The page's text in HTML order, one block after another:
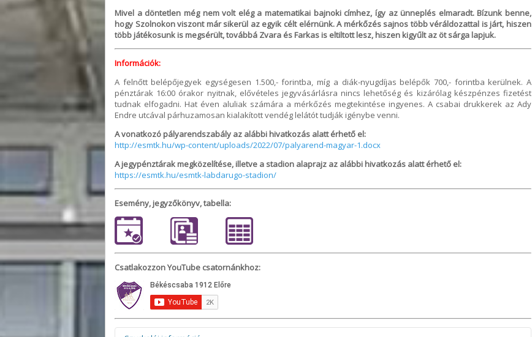
Mivel a döntetlen még nem volt elég a matematikai bajnoki címhez, így az ünneplés elmaradt. Bízunk benne,
hogy Szolnokon viszont már sikerül az egyik célt elérnünk. A mérkőzés sajnos több véráldozattal is járt, hiszen
több játékosunk is megsérült, továbbá Zvara és Farkas is eltiltott lesz, hiszen kigyűlt az öt sárga lapjuk.
Információk:
A felnőtt belépőjegyek egységesen 1.500,- forintba, míg a diák-nyugdíjas belépők 700,- forintba kerülnek. A
pénztárak 16:00 órakor nyitnak, elővételes jegyvásárlásra nincs lehetőség és kizárólag készpénzes fizetést
tudnak elfogadni. Hat éven aluliak számára a mérkőzés megtekintése ingyenes. A csabai drukkerek az Ady
Endre utcával párhuzamosan kialakított vendég lelátót tudják igénybe venni.
A vonatkozó pályarendszabály az alábbi hivatkozás alatt érhető el:
http://esmtk.hu/wp-content/uploads/2022/07/palyarend-magyar-1.docx
A jegypénztárak megközelítése, illetve a stadion alaprajz az alábbi hivatkozás alatt érhető el:
https://esmtk.hu/esmtk-labdarugo-stadion/
Esemény, jegyzőkönyv, tabella:
Csatlakozzon YouTube csatornánkhoz: